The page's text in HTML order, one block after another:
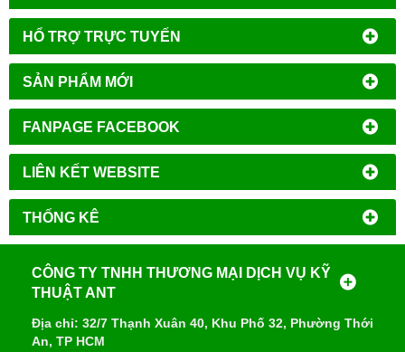
HỔ TRỢ TRỰC TUYẾN
SẢN PHẨM MỚI
FANPAGE FACEBOOK
LIÊN KẾT WEBSITE
THỐNG KÊ
CÔNG TY TNHH THƯƠNG MẠI DỊCH VỤ KỸ
THUẬT ANT
Địa chỉ: 32/7 Thạnh Xuân 40, Khu Phố 32, Phường Thới
An, TP HCM